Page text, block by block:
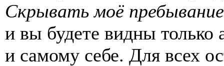
Скрывать моё
и вы будете видны только
и самому себе. Для всех